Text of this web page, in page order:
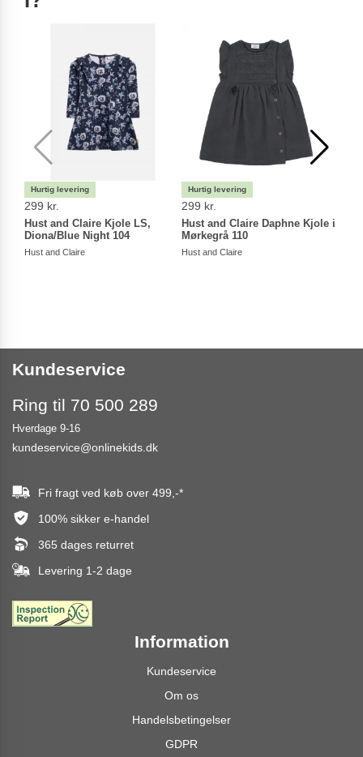
299 kr.
Hust and Claire Kjole LS,
Diona/Blue Night 104
Hust and Claire
299 kr.
Hust and Claire Daphne Kjole i
Mørkegrå 110
Hust and Claire
Kundeservice
Ring til 70 500 289
Hverdage 9-16
kundeservice@onlinekids.dk
Fri fragt ved køb over 499,-*
100% sikker e-handel
365 dages returret
Levering 1-2 dage
Information
Kundeservice
Om os
Handelsbetingelser
GDPR